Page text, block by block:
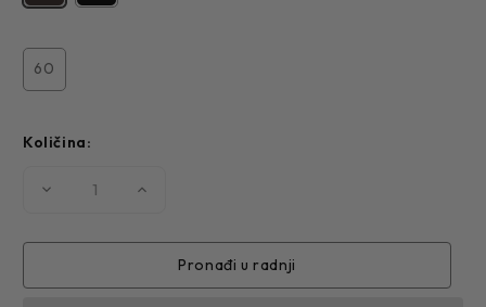
60
Količina:
Smanjite
5069
Povećajte
5069
Pronađi u radnji